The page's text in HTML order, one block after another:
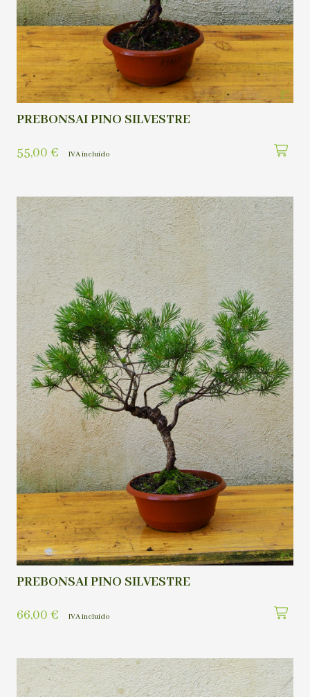
PREBONSAI PINO SILVESTRE
55,00 € IVA incluído
PREBONSAI PINO SILVESTRE
66,00 € IVA incluído